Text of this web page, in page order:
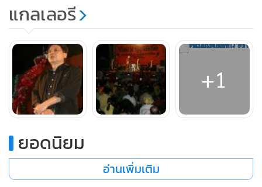
ปัจจุบันสังคมไทยกลายเป็นสังคมประหลาด ระบอบเนวินเป็น
ระบอบที่มีเครืยข่ายมากมายในภาคอีสาน ซึ่งเป็นระบอบที่ไม่ดี
เลยแต่คนไทยบอกว่าโปรดให้โอกาสพวกเขา และมันเป็นเรื่อง
ประหลาดที่ระบอบทักษิณเอาเนวินไม่อยู่ เมื่อในเวลาทักษิณตก
ต่ำเนวินกลับแข็งขึ้น จึงหันมาซบอกนายอภิสิทธิ์ เวชชาชีวะ
พรรคประชาธิปัตย์ เพื่อเข้าเป็นพรรคร่วมรัฐบาลอีกครั้ง
เยอะมาก เพราะพี่น้องประชาชนต้องการการเมืองใหม่ ซึ่งตอนนี้
มันอารมณ์ค้างเพราะเราชนะไม่เด็ดขาด ตอนนี้พันธมิตรฯ พักรบ
และกำลังมีการออกแบบการเมืองใหม่ คือการเปิดให้มีการ
แกลเลอรี
+1
ยอดนิยม
อ่านเพิ่มเติม